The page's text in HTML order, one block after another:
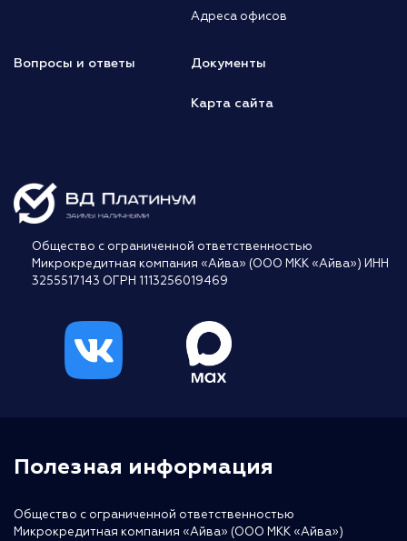
Адреса офисов
Вопросы и ответы Документы
Карта сайта
Общество с ограниченной ответственностью
Микрокредитная компания «Айва» (ООО МКК «Айва») ИНН
3255517143 ОГРН 1113256019469
Полезная информация
Общество с ограниченной ответственностью
Микрокредитная компания «Айва» (ООО МКК «Айва»)